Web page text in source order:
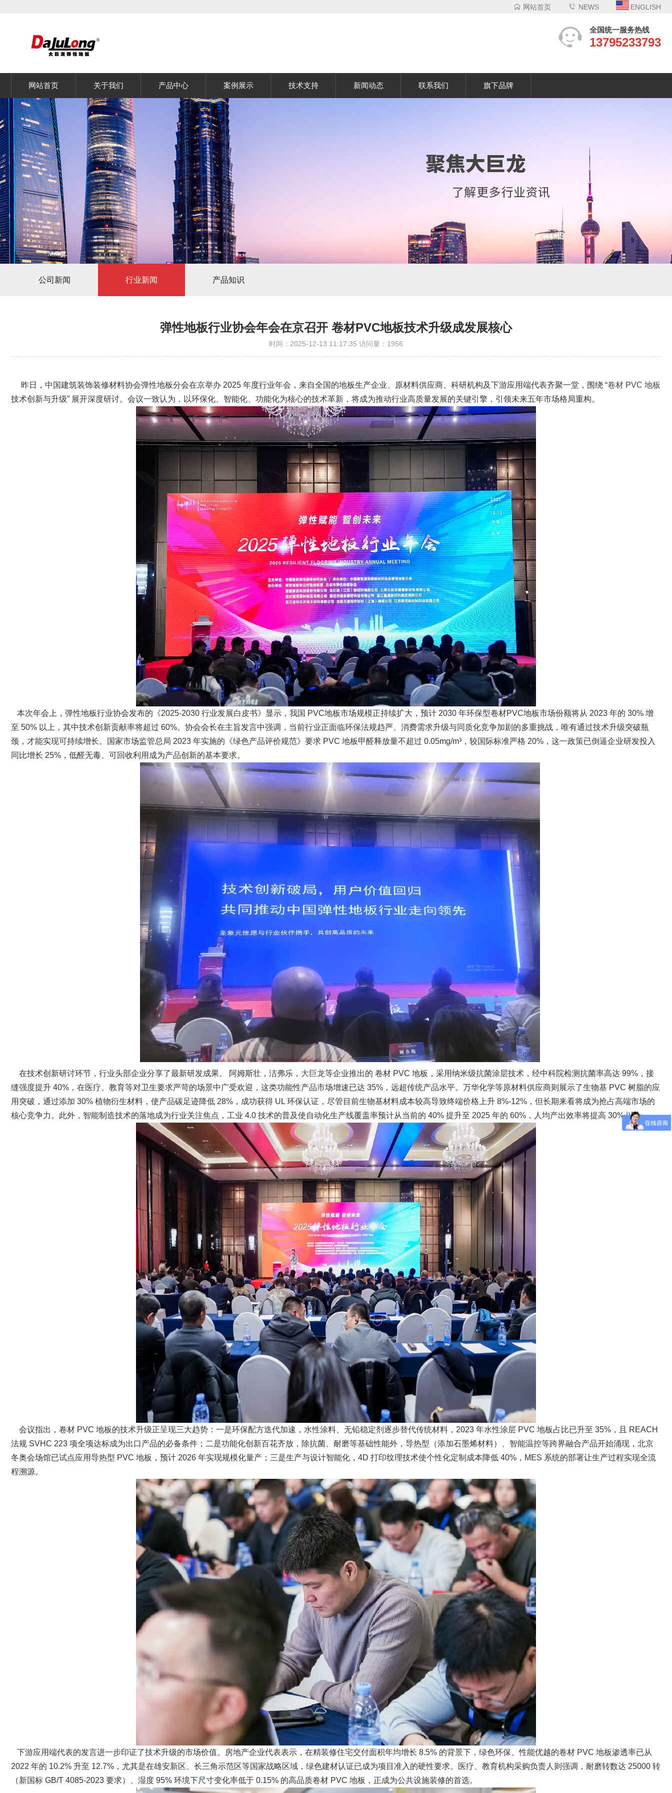
网站首页 NEWS ENGLISH
全国统一服务热线
13795233793
网站首页 关于我们 产品中心 案例展示 技术支持 新闻动态 联系我们 旗下品牌
公司新闻 行业新闻 产品知识
弹性地板行业协会年会在京召开 卷材PVC地板技术升级成发展核心
时间：2025-12-13 11:17:35 访问量：1956
昨日，中国建筑装饰装修材料协会弹性地板分会在京举办 2025 年度行业年会，来自全国的地板生产企业、原材料供应商、科研机构及下游应用端代表齐聚一堂，围绕 “卷材 PVC 地板
技术创新与升级” 展开深度研讨。会议一致认为，以环保化、智能化、功能化为核心的技术革新，将成为推动行业高质量发展的关键引擎，引领未来五年市场格局重构。
本次年会上，弹性地板行业协会发布的《2025-2030 行业发展白皮书》显示，我国 PVC地板市场规模正持续扩大，预计 2030 年环保型卷材PVC地板市场份额将从 2023 年的 30% 增
至 50% 以上，其中技术创新贡献率将超过 60%。协会会长在主旨发言中强调，当前行业正面临环保法规趋严、消费需求升级与同质化竞争加剧的多重挑战，唯有通过技术升级突破瓶
颈，才能实现可持续增长。国家市场监管总局 2023 年实施的《绿色产品评价规范》要求 PVC 地板甲醛释放量不超过 0.05mg/m³，较国际标准严格 20%，这一政策已倒逼企业研发投入
同比增长 25%，低醛无毒、可回收利用成为产品创新的基本要求。
在技术创新研讨环节，行业头部企业分享了最新研发成果。 阿姆斯壮，洁弗乐， 大巨龙等企业推出的 卷材 PVC 地板，采用纳米级抗菌涂层技术，经中科院检测抗菌率高达 99%，接
缝强度提升 40%，在医疗、教育等对卫生要求严苛的场景中广受欢迎，这类功能性产品市场增速已达 35%，远超传统产品水平。万华化学等原材料供应商则展示了生物基 PVC 树脂的应
用突破，通过添加 30% 植物衍生材料，使产品碳足迹降低 28%，成功获得 UL 环保认证，尽管目前生物基材料成本较高导致终端价格上升 8%-12%，但长期来看将成为抢占高端市场的
核心竞争力。此外，智能制造技术的落地成为行业关注焦点，工业 4.0 技术的普及使自动化生产线覆盖率预计从当前的 40% 提升至 2025 年的 60%，人均产出效率将提高 30% 以上。
会议指出，卷材 PVC 地板的技术升级正呈现三大趋势：一是环保配方迭代加速，水性涂料、无铅稳定剂逐步替代传统材料，2023 年水性涂层 PVC 地板占比已升至 35%，且 REACH
法规 SVHC 223 项全项达标成为出口产品的必备条件；二是功能化创新百花齐放，除抗菌、耐磨等基础性能外，导热型（添加石墨烯材料）、智能温控等跨界融合产品开始涌现，北京
冬奥会场馆已试点应用导热型 PVC 地板，预计 2026 年实现规模化量产；三是生产与设计智能化，4D 打印纹理技术使个性化定制成本降低 40%，MES 系统的部署让生产过程实现全流
程溯源。
下游应用端代表的发言进一步印证了技术升级的市场价值。房地产企业代表表示，在精装修住宅交付面积年均增长 8.5% 的背景下，绿色环保、性能优越的卷材 PVC 地板渗透率已从
2022 年的 10.2% 升至 12.7%，尤其是在雄安新区、长三角示范区等国家战略区域，绿色建材认证已成为项目准入的硬性要求。医疗、教育机构采购负责人则强调，耐磨转数达 25000 转
（新国标 GB/T 4085-2023 要求）、湿度 95% 环境下尺寸变化率低于 0.15% 的高品质卷材 PVC 地板，正成为公共设施装修的首选。